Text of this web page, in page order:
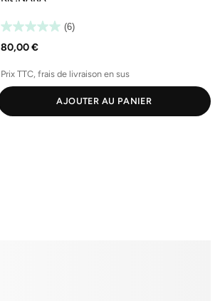
(6)
80,00 €
Prix TTC, frais de livraison en sus
AJOUTER AU PANIER